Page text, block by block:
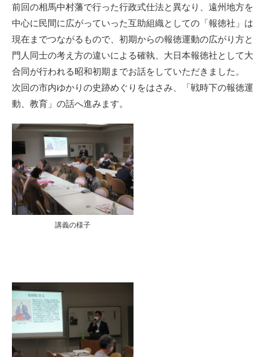
前回の相馬中村藩で行った行政式仕法と異なり、遠州地方を
中心に民間に広がっていった互助組織としての「報徳社」は
現在までつながるもので、初期からの報徳運動の広がり方と
門人同士の考え方の違いによる確執、大日本報徳社として大
合同が行われる昭和初期までお話をしていただきました。
次回の市内ゆかりの史跡めぐりをはさみ、「戦時下の報徳運
動、教育」の話へ進みます。
講義の様子